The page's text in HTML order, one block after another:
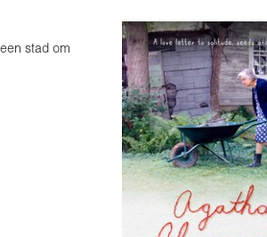
stad om